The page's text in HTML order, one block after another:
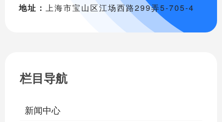
地址：
上海市宝山区江场西路299弄5-705-4
栏目导航
新闻中心